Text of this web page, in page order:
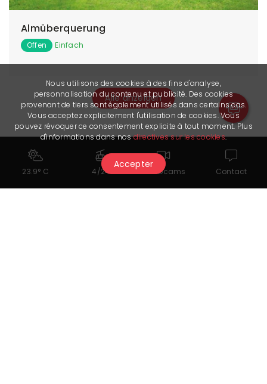
Almüberquerung
Offen Einfach
Alle anzeigen
23.9° C 4/24 Webcams Contact
Nous utilisons des cookies à des fins d'analyse,
personnalisation du contenu et publicité. Des cookies
provenant de tiers sont également utilisés dans certains cas.
Vous acceptez explicitement l'utilisation de cookies. Vous
pouvez révoquer ce consentement explicite à tout moment. Plus
d'informations dans nosdirectives sur les cookies.
Accepter